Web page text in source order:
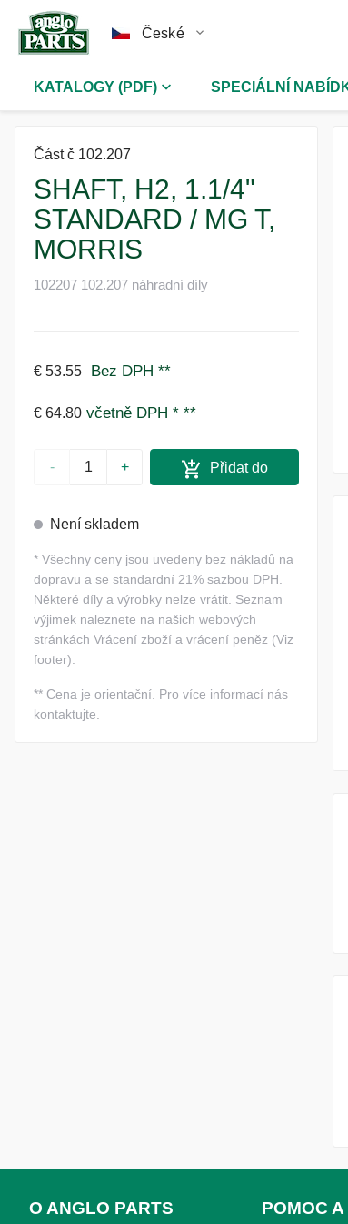
České
KATALOGY (PDF) SPECIÁLNÍ
Část č 102.207
SHAFT, H2, 1.1/4"
STANDARD / MG T,
MORRIS
102207 102.207 náhradní díly
€ 53.55 Bez DPH **
€ 64.80 včetně DPH * **
- +
Přidat do
Není skladem
* Všechny ceny jsou uvedeny bez nákladů na
dopravu a se standardní 21% sazbou DPH.
Některé díly a výrobky nelze vrátit. Seznam
výjimek naleznete na našich webových
stránkách Vrácení zboží a vrácení peněz (Viz
footer).
** Cena je orientační. Pro více informací nás
kontaktujte.
O ANGLO PARTS POMOC